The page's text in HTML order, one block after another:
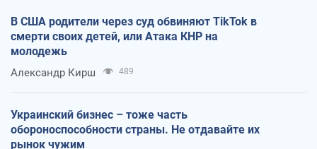
В США родители через суд обвиняют TikTok в
смерти своих детей, или Атака КНР на
молодежь
Александр Кирш 489
Украинский бизнес – тоже часть
обороноспособности страны. Не отдавайте их
рынок чужим